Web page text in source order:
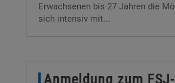
Erwachsenen bis 27 Jahren die
sich intensiv mit...
Anmeldung zum